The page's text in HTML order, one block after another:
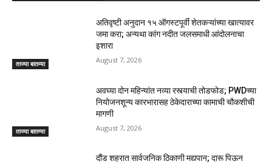
ताज्या बातम्या
अतिवृष्टी अनुदान १५ ऑगस्टपूर्वी शेतकऱ्यांच्या खात्यावर
जमा करा; अन्यथा कांग नदीत जलसमाधी आंदोलनाचा
इशारा
August 7, 2026
ताज्या बातम्या
अवघ्या दोन महिन्यांत नव्या रस्त्याची तोडफोड; PWDच्या
नियोजनशून्य कारभारासह ठेकेदाराच्या कामाची चौकशीची
मागणी
August 7, 2026
दौंड शहरात सार्वजनिक ठिकाणी मद्यपान; दारू पिऊन